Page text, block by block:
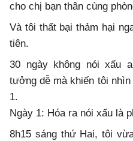
cho chị bạn thân cùng
Và tôi thất bại thảm hại
tiên.
30 ngày không nói xấu
tưởng dễ mà khiến tôi
1.
Ngày 1: Hóa ra nói xấu là
8h15 sáng thứ Hai, tôi